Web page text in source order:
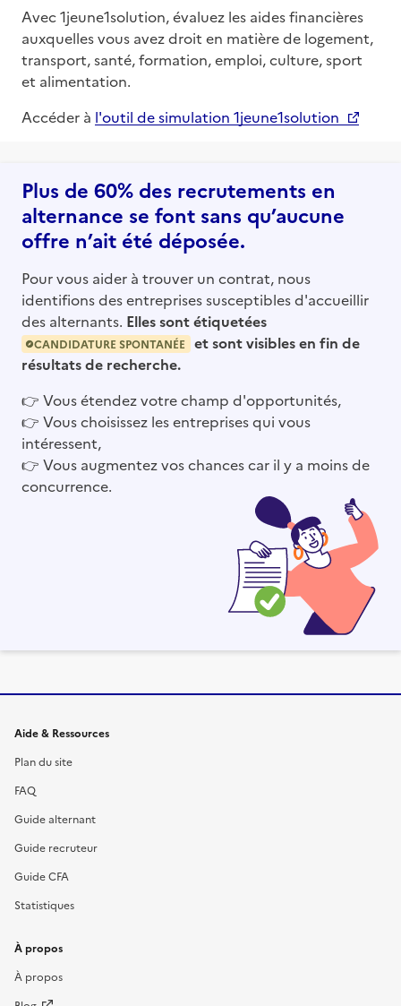
Avec 1jeune1solution, évaluez les aides financières
auxquelles vous avez droit en matière de logement,
transport, santé, formation, emploi, culture, sport
et alimentation.
Accéder à l'outil de simulation 1jeune1solution
Plus de 60% des recrutements en
alternance se font sans qu’aucune
offre n’ait été déposée.
Pour vous aider à trouver un contrat, nous
identifions des entreprises susceptibles d'accueillir
des alternants. Elles sont étiquetées
CANDIDATURE SPONTANÉE
et sont visibles en fin de
résultats de recherche.
👉 Vous étendez votre champ d'opportunités,
👉 Vous choisissez les entreprises qui vous
intéressent,
👉 Vous augmentez vos chances car il y a moins de
concurrence.
Informations et liens du site
Aide & Ressources
Plan du site
FAQ
Guide alternant
Guide recruteur
Guide CFA
Statistiques
À propos
À propos